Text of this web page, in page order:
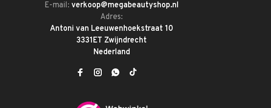
E-mail:verkoop@megabeautyshop.nl
Adres:
Antoni van Leeuwenhoekstraat 10
3331ET Zwijndrecht
Nederland